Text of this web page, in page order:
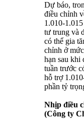
Dự báo,
điều chỉnh
1.010-
tư trung và
có thể gia
chỉnh ở
hạn sau khi
tuần trước
hỗ trợ
phần tỷ
Nhịp điều
(Công ty